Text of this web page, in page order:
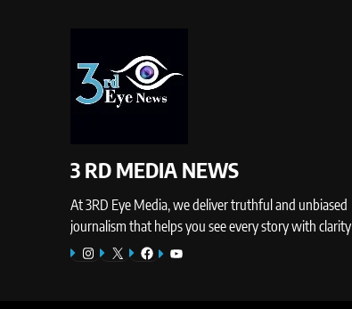
3 RD MEDIA NEWS
At 3RD Eye Media, we deliver truthful and unbiased
journalism that helps you see every story with clarity
Instagram
X Facebook
YouTube